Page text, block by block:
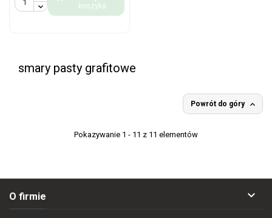
koszyka
smary pasty grafitowe
Powrót do góry 
Pokazywanie 1 - 11 z 11 elementów
O firmie 